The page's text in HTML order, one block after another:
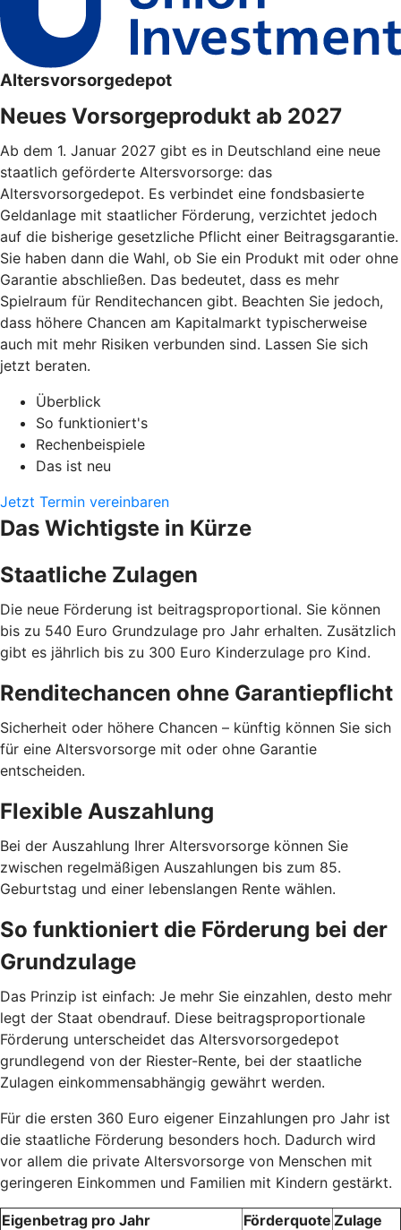
Altersvorsorgedepot
Neues Vorsorgeprodukt ab 2027
Ab dem 1. Januar 2027 gibt es in Deutschland eine neue
staatlich geförderte Altersvorsorge: das
Altersvorsorgedepot. Es verbindet eine fondsbasierte
Geldanlage mit staatlicher Förderung, verzichtet jedoch
auf die bisherige gesetzliche Pflicht einer Beitragsgarantie.
Sie haben dann die Wahl, ob Sie ein Produkt mit oder ohne
Garantie abschließen. Das bedeutet, dass es mehr
Spielraum für Renditechancen gibt. Beachten Sie jedoch,
dass höhere Chancen am Kapitalmarkt typischerweise
auch mit mehr Risiken verbunden sind. Lassen Sie sich
jetzt beraten.
Überblick
So funktioniert's
Rechenbeispiele
Das ist neu
Jetzt Termin vereinbaren
Das Wichtigste in Kürze
Staatliche Zulagen
Die neue Förderung ist beitragsproportional. Sie können
bis zu 540 Euro Grundzulage pro Jahr erhalten. Zusätzlich
gibt es jährlich bis zu 300 Euro Kinderzulage pro Kind.
Renditechancen ohne Garantiepflicht
Sicherheit oder höhere Chancen – künftig können Sie sich
für eine Altersvorsorge mit oder ohne Garantie
entscheiden.
Flexible Auszahlung
Bei der Auszahlung Ihrer Altersvorsorge können Sie
zwischen regelmäßigen Auszahlungen bis zum 85.
Geburtstag und einer lebenslangen Rente wählen.
So funktioniert die Förderung bei der
Grundzulage
Das Prinzip ist einfach: Je mehr Sie einzahlen, desto mehr
legt der Staat obendrauf. Diese beitragsproportionale
Förderung unterscheidet das Altersvorsorgedepot
grundlegend von der Riester-Rente, bei der staatliche
Zulagen einkommensabhängig gewährt werden.
Für die ersten 360 Euro eigener Einzahlungen pro Jahr ist
die staatliche Förderung besonders hoch. Dadurch wird
vor allem die private Altersvorsorge von Menschen mit
geringeren Einkommen und Familien mit Kindern gestärkt.
Eigenbetrag pro Jahr Förderquote Zulage